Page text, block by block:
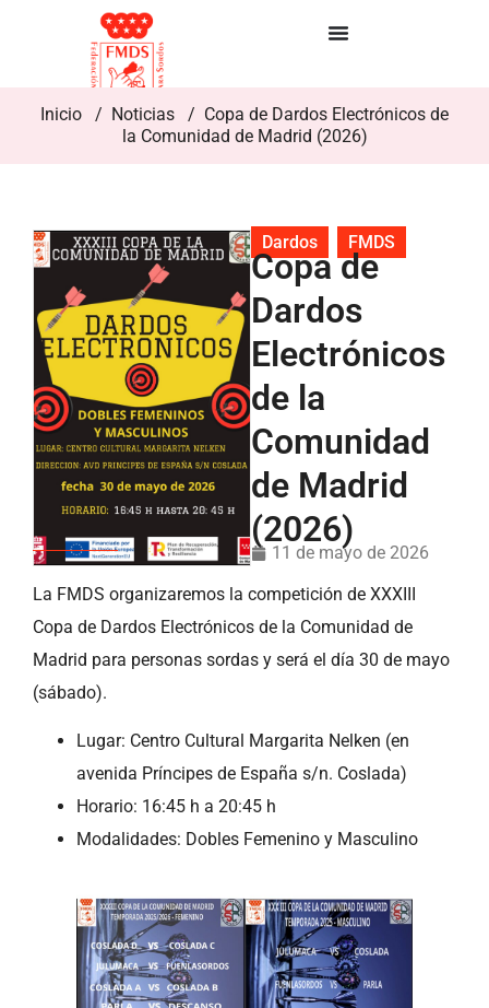
Inicio / Noticias / Copa de Dardos Electrónicos de
la Comunidad de Madrid (2026)
Dardos FMDS
Copa de
Dardos
Electrónicos
de la
Comunidad
de Madrid
(2026)
11 de mayo de 2026
La FMDS organizaremos la competición de XXXIII
Copa de Dardos Electrónicos de la Comunidad de
Madrid para personas sordas y será el día 30 de mayo
(sábado).
Lugar: Centro Cultural Margarita Nelken (en
avenida Príncipes de España s/n. Coslada)
Horario: 16:45 h a 20:45 h
Modalidades: Dobles Femenino y Masculino